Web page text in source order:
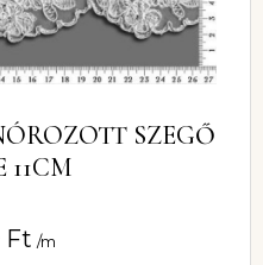
SZEGŐ
11CM
Ft /m